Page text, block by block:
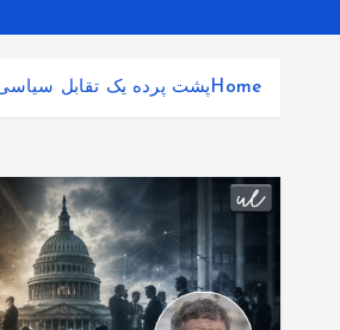
Home پشت پرده یک تقابل سیاسی